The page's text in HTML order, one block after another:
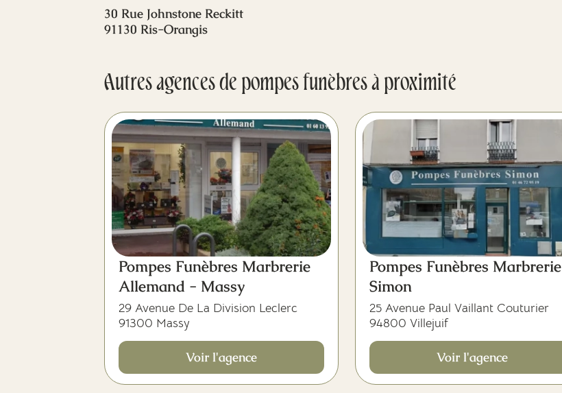
30 Rue Johnstone Reckitt
91130 Ris-Orangis
Autres agences de pompes funèbres à proximité
Pompes Funèbres Marbrerie
Allemand - Massy
29 Avenue De La Division Leclerc
91300 Massy
Voir l'agence
Pompes Funèbres Marbrerie
Simon
25 Avenue Paul Vaillant Couturier
94800 Villejuif
Voir l'agence